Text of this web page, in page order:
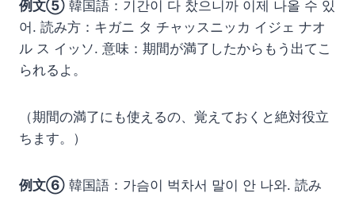
例文⑤ 韓国語：기간이 다 찼으니까 이제 나올 수 있
어. 読み方：キガニ タ チャッスニッカ イジェ ナオ
ル ス イッソ. 意味：期間が満了したからもう出てこ
られるよ。
（期間の満了にも使えるの、覚えておくと絶対役立
ちます。）
例文⑥ 韓国語：가슴이 벅차서 말이 안 나와. 読み